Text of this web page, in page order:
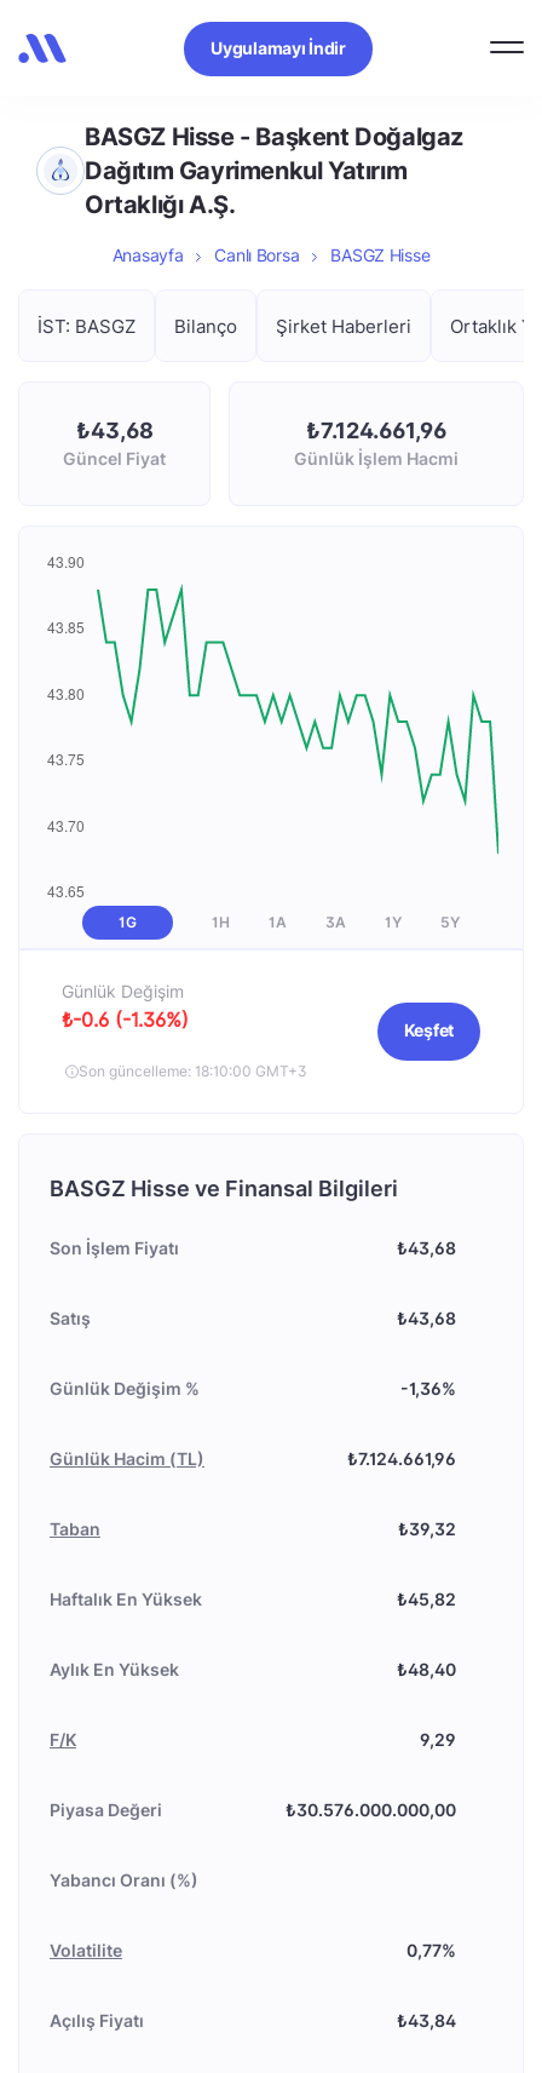
Uygulamayı İndir
BASGZ Hisse - Başkent Doğalgaz
Dağıtım Gayrimenkul Yatırım
Ortaklığı A.Ş.
Anasayfa Canlı Borsa BASGZ Hisse
İST: BASGZ Bilanço Şirket Haberleri Ortaklık
₺43,68
Güncel Fiyat
₺7.124.661,96
Günlük İşlem Hacmi
1G 1H 1A 3A 1Y 5Y
Günlük Değişim
₺-0.6 (-1.36%)
Son güncelleme: 18:10:00 GMT+3
Keşfet
BASGZ Hisse ve Finansal Bilgileri
Son İşlem Fiyatı ₺43,68
Satış ₺43,68
Günlük Değişim % -1,36%
Günlük Hacim (TL) ₺7.124.661,96
Taban ₺39,32
Haftalık En Yüksek ₺45,82
Aylık En Yüksek ₺48,40
F/K 9,29
Piyasa Değeri ₺30.576.000.000,00
Yabancı Oranı (%)
Volatilite 0,77%
Açılış Fiyatı ₺43,84